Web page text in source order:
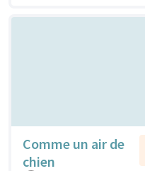
Comme un air de
chien